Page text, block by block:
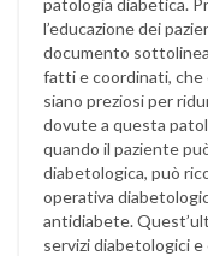
patologia diabetica.
l’educazione dei
documento
fatti e coordinati, che
siano preziosi per
dovute a questa
quando il paziente
diabetologica, può
operativa
antidiabete.
servizi diabetologici